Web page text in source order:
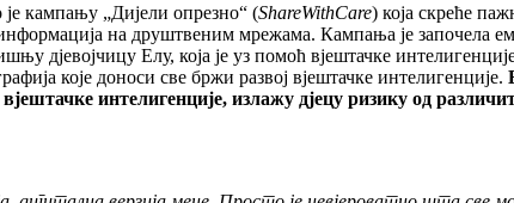
кампању „Дијели опрезно“ (ShareWithCare) која скреће
на друштвеним мрежама. Кампања је започела
дјевојчицу Елу, која је уз помоћ вјештачке
које доноси све бржи развој вјештачке интелигенције.
интелигенције, излажу дјецу ризику од